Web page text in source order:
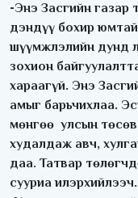
-Энэ Засгийн газар
дэндүү бохир
шүүмжлэлийн дунд
зохион
хараагүй. Энэ
амыг барьчихлаа.
мөнгөө улсын
худалдаж авч,
даа. Татвар
сууриа